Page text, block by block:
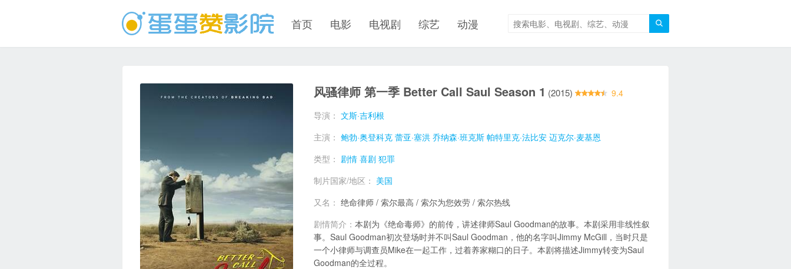

首页 电影 电视剧 综艺 动漫
风骚律师 第一季 Better Call Saul Season 1 (2015)
9.4
导演： 文斯·吉利根
主演： 鲍勃·奥登科克 蕾亚·塞洪 乔纳森·班克斯 帕特里克·法比安 迈克尔·麦基恩
类型： 剧情 喜剧 犯罪
制片国家/地区： 美国
又名： 绝命律师 / 索尔最高 / 索尔为您效劳 / 索尔热线
剧情简介： 本剧为《绝命毒师》的前传，讲述律师Saul Goodman的故事。本剧采用非线性叙
事。Saul Goodman初次登场时并不叫Saul Goodman，他的名字叫Jimmy McGill，当时只是
一个小律师与调查员Mike在一起工作，过着养家糊口的日子。本剧将描述Jimmy转变为Saul
Goodman的全过程。